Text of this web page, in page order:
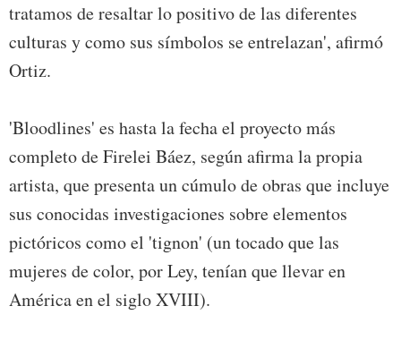
tratamos de resaltar lo positivo de las diferentes
culturas y como sus símbolos se entrelazan', afirmó
Ortiz.
'Bloodlines' es hasta la fecha el proyecto más
completo de Firelei Báez, según afirma la propia
artista, que presenta un cúmulo de obras que incluye
sus conocidas investigaciones sobre elementos
pictóricos como el 'tignon' (un tocado que las
mujeres de color, por Ley, tenían que llevar en
América en el siglo XVIII).